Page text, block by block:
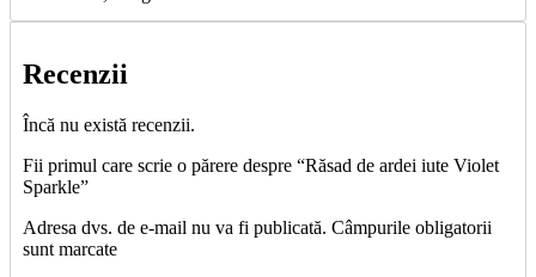
Recenzii
Încă nu există recenzii.
Fii primul care scrie o părere despre “Răsad de ardei iute Violet
Sparkle”
Adresa dvs. de e-mail nu va fi publicată. Câmpurile obligatorii
sunt marcate